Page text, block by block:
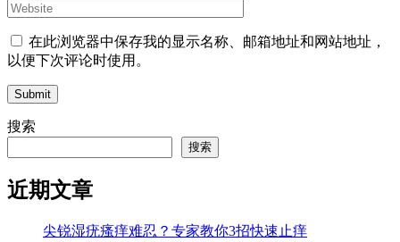
在此浏览器中保存我的显示名称、邮箱地址和网站地址，
以便下次评论时使用。
Submit
搜索
搜索
近期文章
尖锐湿疣瘙痒难忍？专家教你3招快速止痒